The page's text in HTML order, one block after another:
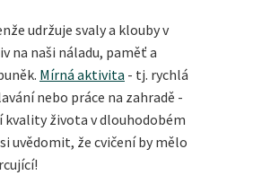
udržuje svaly a klouby v
na naši náladu, paměť a
Mírná aktivita - tj. rychlá
nebo práce na zahradě -
kvality života v dlouhodobém
uvědomit, že cvičení by mělo